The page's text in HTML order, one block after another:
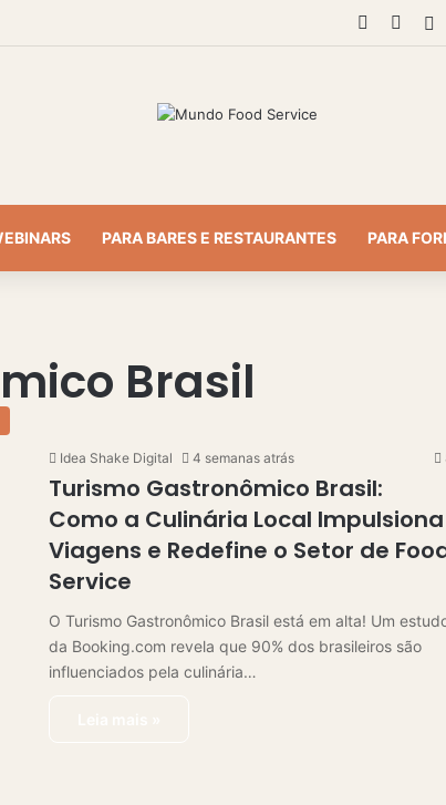
Linkedin
PARA BARES E RESTAURANTES PARA
Brasil
Idea Shake Digital 4 semanas atrás
Turismo Gastronômico Brasil:
Como a Culinária Local Impulsiona
Viagens e Redefine o Setor de
Service
O Turismo Gastronômico Brasil está em alta! Um
da Booking.com revela que 90% dos brasileiros são
influenciados pela culinária…